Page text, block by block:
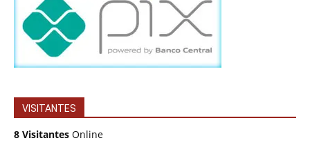
VISITANTES
8 Visitantes Online